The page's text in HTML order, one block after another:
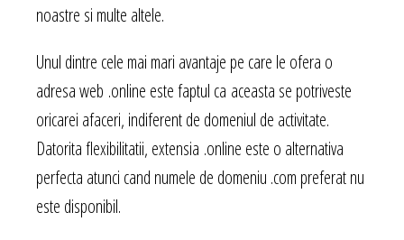
noastre si multe altele.
Unul dintre cele mai mari avantaje pe care le ofera o
adresa web .online este faptul ca aceasta se potriveste
oricarei afaceri, indiferent de domeniul de activitate.
Datorita flexibilitatii, extensia .online este o alternativa
perfecta atunci cand numele de domeniu .com preferat nu
este disponibil.